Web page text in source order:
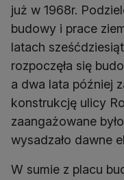
już w 1968r.
budowy i prace
latach
rozpoczęła się
a dwa lata później
konstrukcję ulicy
zaangażowane
wysadzało dawne
W sumie z placu